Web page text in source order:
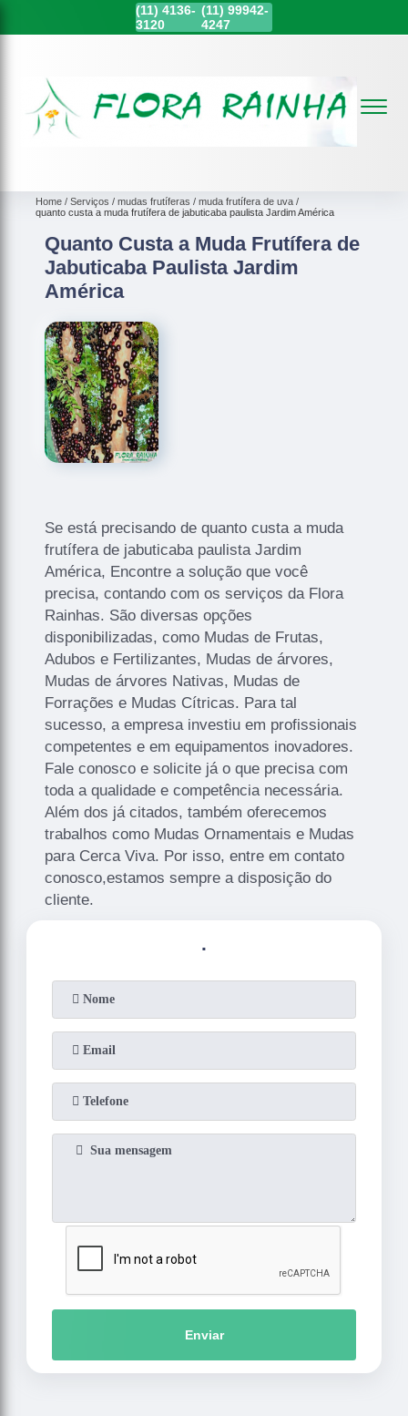
(11) 4136-
3120
(11)99942-
4247
Home Serviços mudas frutíferas
muda frutífera de uva
quanto custa a muda frutífera de jabuticaba paulista Jardim América
Quanto Custa a Muda Frutífera de
Jabuticaba Paulista Jardim
América
Se está precisando de quanto custa a muda
frutífera de jabuticaba paulista Jardim
América, Encontre a solução que você
precisa, contando com os serviços da Flora
Rainhas. São diversas opções
disponibilizadas, como Mudas de Frutas,
Adubos e Fertilizantes, Mudas de árvores,
Mudas de árvores Nativas, Mudas de
Forrações e Mudas Cítricas. Para tal
sucesso, a empresa investiu em profissionais
competentes e em equipamentos inovadores.
Fale conosco e solicite já o que precisa com
toda a qualidade e competência necessária.
Além dos já citados, também oferecemos
trabalhos como Mudas Ornamentais e Mudas
para Cerca Viva. Por isso, entre em contato
conosco,estamos sempre a disposição do
cliente.
.
Enviar